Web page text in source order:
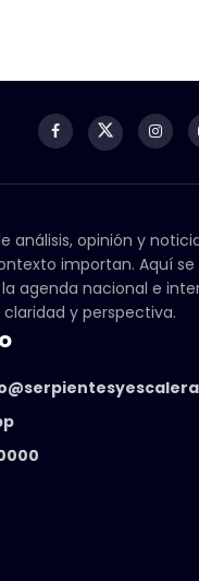
análisis, opinión y
importan. Aquí
agenda nacional e
y perspectiva.